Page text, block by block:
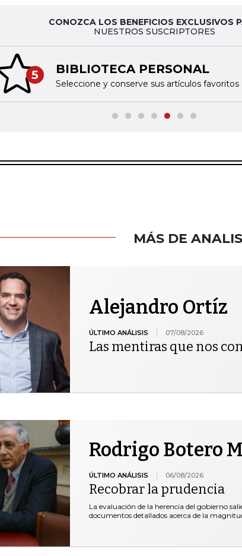
CONOZCA LOS BENEFICIOS EXCLUSIVOS
NUESTROS SUSCRIPTORES
5 BIBLIOTECA PERSONAL
Seleccione y conserve sus artículos favoritos
slide
MÁS DE
Alejandro Ortíz
ÚLTIMO ANÁLISIS 07/08/2026
Las mentiras que nos
Rodrigo Botero
ÚLTIMO ANÁLISIS 06/08/2026
Recobrar la prudencia
La evaluación de la herencia del gobierno
documentos detallados acerca de la